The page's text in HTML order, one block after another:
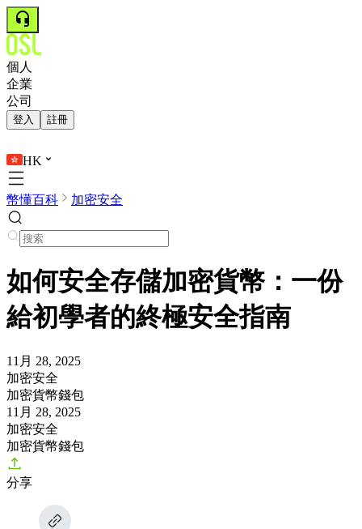
個人
企業
公司
登入 註冊
HK
幣懂百科 加密安全
如何安全存儲加密貨幣：一份
給初學者的終極安全指南
11月 28, 2025
加密安全
加密貨幣錢包
11月 28, 2025
加密安全
加密貨幣錢包
分享